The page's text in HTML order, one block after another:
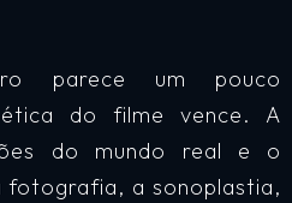
parece um pouco
do filme vence. A
do mundo real e o
fotografia, a sonoplastia,